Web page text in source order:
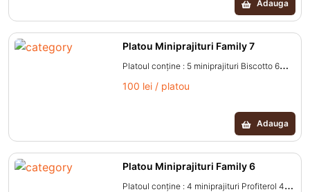
fosfat de sodiu, agenți de îngroșare:
caragenan, alginat de sodiu, gumă arabică,
pectină, coloranți: caramel, curcumină, beta
antioxidant natural: rozmarin, aromă naturală
vanilie.)
Adauga
Platou Miniprajituri Family 7
Platoul conţine : 5 miniprajituri Biscotto 6
miniprajituri Ciocolatino 5 miniprajituri
100 lei / platou
Adauga
Platou Miniprajituri Family 6
Platoul conţine : 4 miniprajituri Profiterol 4